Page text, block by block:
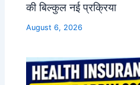
की बिल्कुल नई प्रक्रिया
August 6, 2026